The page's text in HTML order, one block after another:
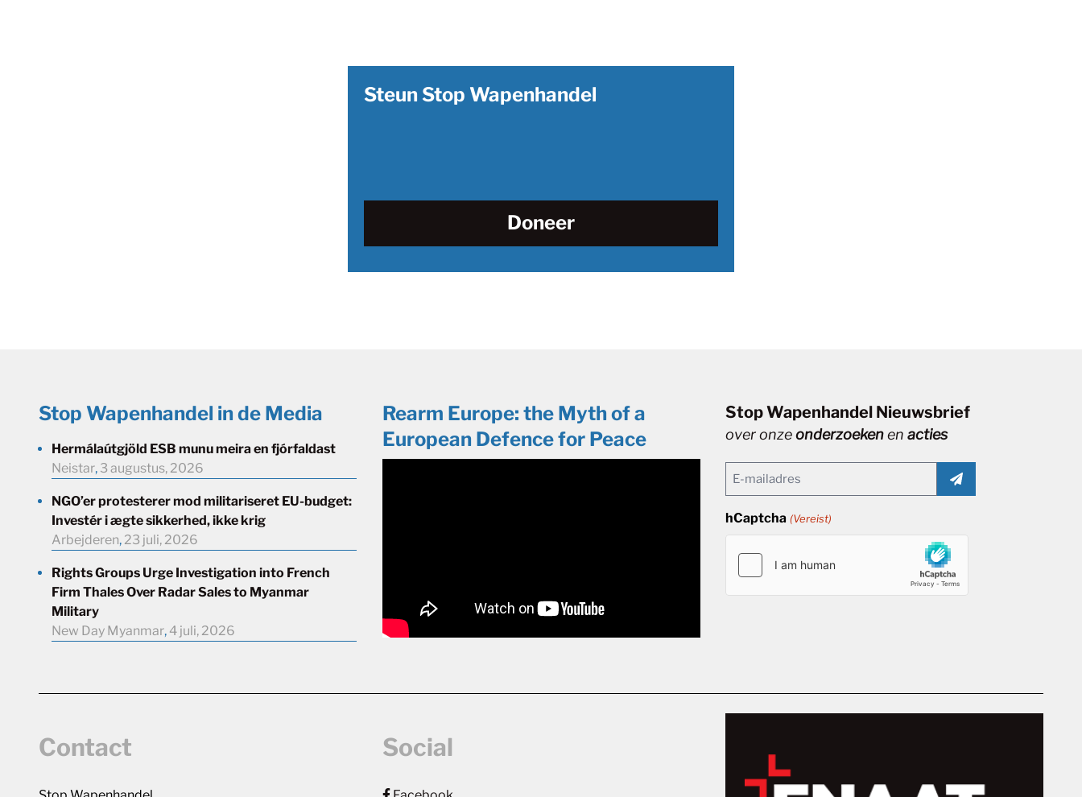
Steun Stop Wapenhandel
Doneer
Stop Wapenhandel in de Media
Hermálaútgjöld ESB munu meira en fjórfaldast
Neistar, 3 augustus, 2026
NGO’er protesterer mod militariseret EU-budget:
Investér i ægte sikkerhed, ikke krig
Arbejderen, 23 juli, 2026
Rights Groups Urge Investigation into French
Firm Thales Over Radar Sales to Myanmar
Military
New Day Myanmar, 4 juli, 2026
Rearm Europe: the Myth of a
European Defence for Peace
Stop Wapenhandel Nieuwsbrief
over onzeonderzoekenenacties
Email
hCaptcha (Vereist)
Contact Social